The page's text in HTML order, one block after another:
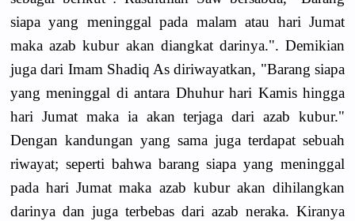
siapa yang meninggal pada malam atau hari Jumat
maka azab kubur akan diangkat darinya.". Demikian
juga dari Imam Shadiq As diriwayatkan, "Barang siapa
yang meninggal di antara Dhuhur hari Kamis hingga
hari Jumat maka ia akan terjaga dari azab kubur."
Dengan kandungan yang sama juga terdapat sebuah
riwayat; seperti bahwa barang siapa yang meninggal
pada hari Jumat maka azab kubur akan dihilangkan
darinya dan juga terbebas dari azab neraka. Kiranya